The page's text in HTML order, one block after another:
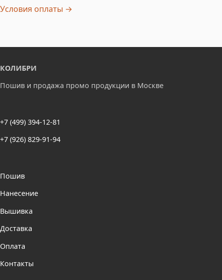
Условия оплаты →
КОЛИБРИ
Пошив и продажа промо продукции в Москве
+7 (499) 394-12-81
+7 (926) 829-91-94
Пошив
Нанесение
Вышивка
Доставка
Оплата
Контакты